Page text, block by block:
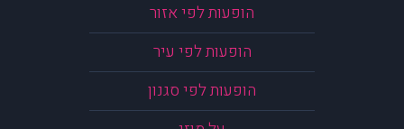
הופעות לפי אזור
הופעות לפי עיר
הופעות לפי סגנון